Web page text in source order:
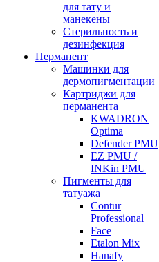
для тату и
манекены
Стерильность и
дезинфекция
Перманент
Машинки для
дермопигментации
Картриджи для
перманента
KWADRON
Optima
Defender PMU
EZ PMU /
INKin PMU
Пигменты для
татуажа
Contur
Professional
Face
Etalon Mix
Hanafy